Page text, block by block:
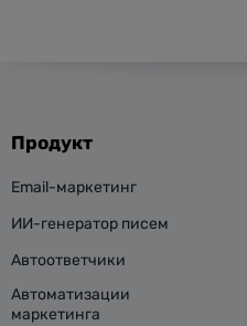
Продукт
Email-маркетинг
ИИ-генератор писем
Автоответчики
Автоматизации
маркетинга